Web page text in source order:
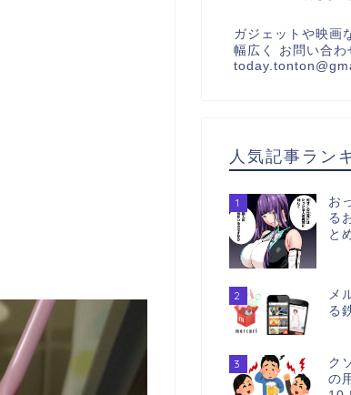
ガジェットや映画
幅広く お問い合わ
人気記事ラン
1
お
る
と
2
メ
る
3
ク
の